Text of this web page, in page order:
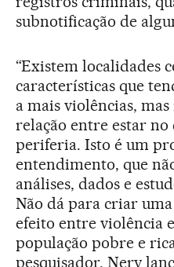
subnotificação de
“Existem localidades
características que
a mais violências,
relação entre estar no
periferia. Isto é um
entendimento, que
análises, dados e
Não dá para criar uma
efeito entre violência
população pobre e
pesquisador. Nery